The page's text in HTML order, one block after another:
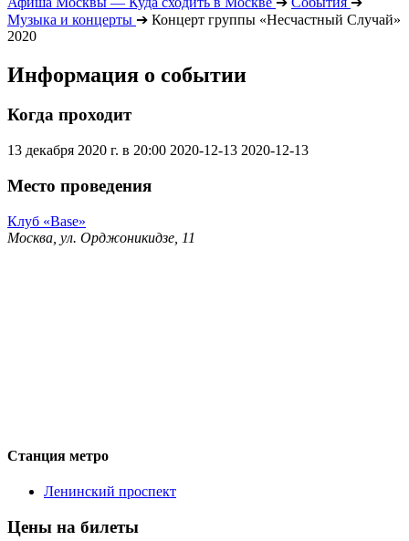
Музыка и концерты ➔ Концерт группы «Несчастный Случай»
2020
Информация о событии
Когда проходит
13 декабря 2020 г. в 20:00 2020-12-13 2020-12-13
Место проведения
Клуб «Base»
Москва, ул. Орджоникидзе, 11
Станция метро
Ленинский проспект
Цены на билеты